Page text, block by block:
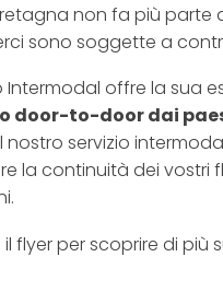
non fa più parte
sono soggette a
offre la sua
door-to-door dai
nostro servizio
la continuità dei vostri
flyer per scoprire di più